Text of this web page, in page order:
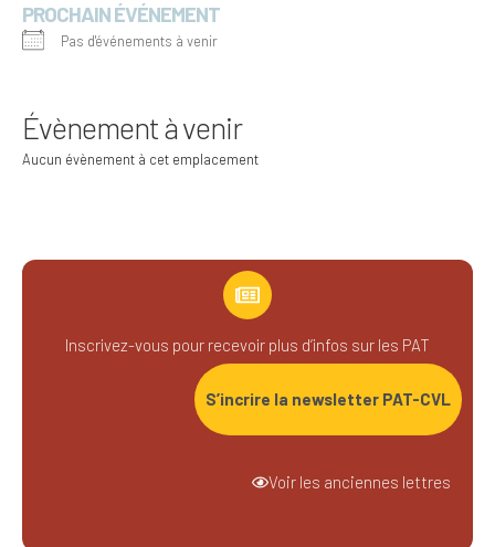
PROCHAIN ÉVÉNEMENT
Pas d'événements à venir
Évènement à venir
Aucun évènement à cet emplacement
Inscrivez-vous pour recevoir plus d’infos sur les PAT
S’incrire la newsletter PAT-CVL
Voir les anciennes lettres